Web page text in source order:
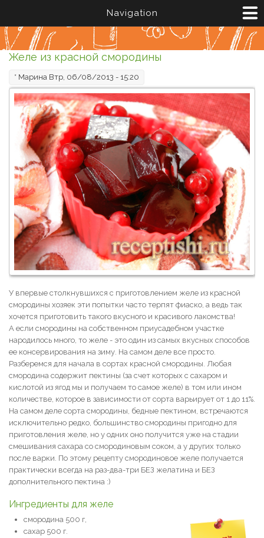
Navigation
Желе из красной смородины
* Марина Втр, 06/08/2013 - 15:20
У впервые столкнувшихся с приготовлением желе из красной
смородины хозяек эти попытки часто терпят фиаско, а ведь так
хочется приготовить такого вкусного и красивого лакомства!
А если смородины на собственном приусадебном участке
народилось много, то желе - это один из самых вкусных способов
ее консервирования на зиму. На самом деле все просто.
Разберемся для начала в сортах красной смородины. Любая
смородина содержит пектины (за счет которых с сахаром и
кислотой из ягод мы и получаем то самое желе) в том или ином
количестве, которое в зависимости от сорта варьирует от 1 до 11%.
На самом деле сорта смородины, бедные пектином, встречаются
исключительно редко, большинство смородины пригодно для
приготовления желе, но у одних оно получится уже на стадии
смешивания сахара со смородиновым соком, а у других только
после варки. По этому рецепту смородиновое желе получается
практически всегда на раз-два-три БЕЗ желатина и БЕЗ
дополнительного пектина :)
Ингредиенты для желе
смородина 500 г,
сахар 500 г.